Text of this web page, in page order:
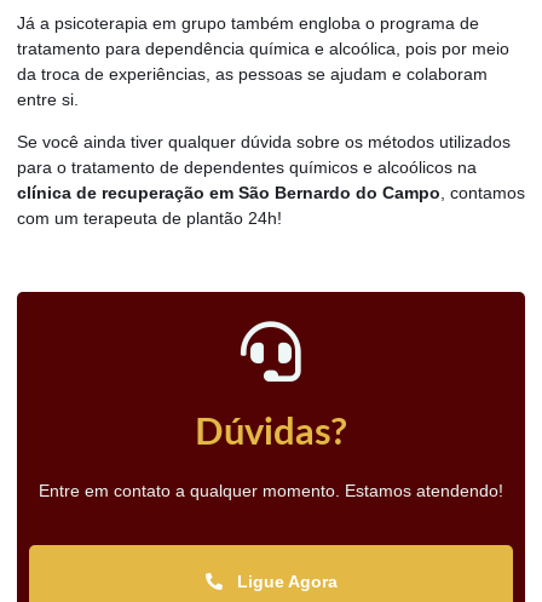
Já a psicoterapia em grupo também engloba o programa de
tratamento para dependência química e alcoólica, pois por meio
da troca de experiências, as pessoas se ajudam e colaboram
entre si.
Se você ainda tiver qualquer dúvida sobre os métodos utilizados
para o tratamento de dependentes químicos e alcoólicos na
clínica de recuperação em São Bernardo do Campo, contamos
com um terapeuta de plantão 24h!
Dúvidas?
Entre em contato a qualquer momento. Estamos atendendo!
Ligue Agora